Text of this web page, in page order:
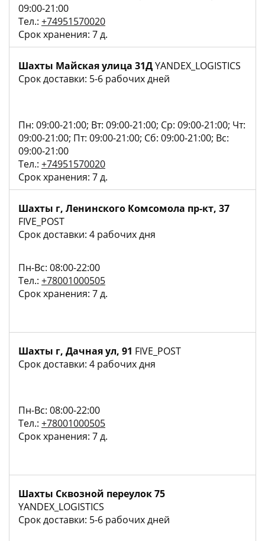
09:00-21:00
Тел.: +74951570020
Срок хранения: 7 д.
Шахты Майская улица 31ДYANDEX_LOGISTICS
Срок доставки: 5-6 рабочих дней
Пн: 09:00-21:00; Вт: 09:00-21:00; Ср: 09:00-21:00; Чт:
09:00-21:00; Пт: 09:00-21:00; Сб: 09:00-21:00; Вс:
09:00-21:00
Тел.: +74951570020
Срок хранения: 7 д.
Шахты г, Ленинского Комсомола пр-кт, 37
FIVE_POST
Срок доставки: 4 рабочих дня
Пн-Вс: 08:00-22:00
Тел.: +78001000505
Срок хранения: 7 д.
Шахты г, Дачная ул, 91 FIVE_POST
Срок доставки: 4 рабочих дня
Пн-Вс: 08:00-22:00
Тел.: +78001000505
Срок хранения: 7 д.
Шахты Сквозной переулок 75
YANDEX_LOGISTICS
Срок доставки: 5-6 рабочих дней